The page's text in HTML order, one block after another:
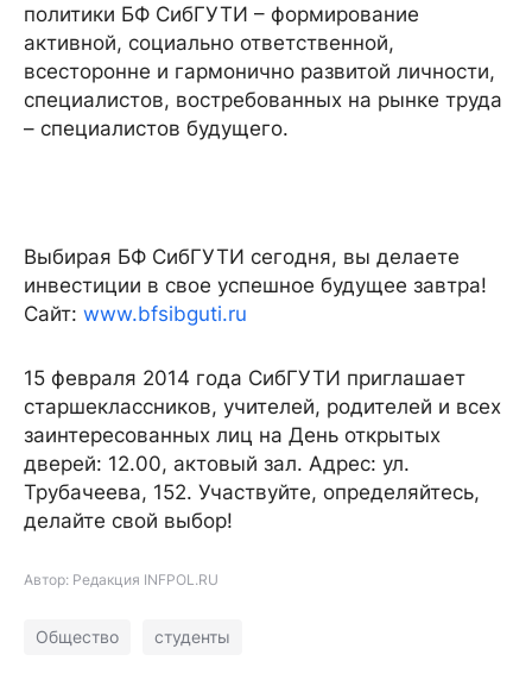
политики БФ СибГУТИ – формирование
активной, социально ответственной,
всесторонне и гармонично развитой личности,
специалистов, востребованных на рынке труда
– специалистов будущего.
Выбирая БФ СибГУТИ сегодня, вы делаете
инвестиции в свое успешное будущее завтра!
Сайт: www.bfsibguti.ru
15 февраля 2014 года СибГУТИ приглашает
старшеклассников, учителей, родителей и всех
заинтересованных лиц на День открытых
дверей: 12.00, актовый зал. Адрес: ул.
Трубачеева, 152. Участвуйте, определяйтесь,
делайте свой выбор!
Автор: Редакция INFPOL.RU
Общество студенты